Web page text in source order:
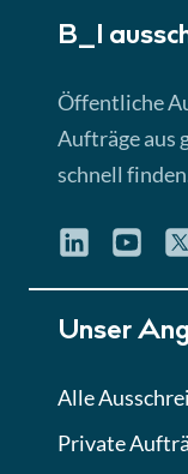
B_I
Öffentliche
Aufträge aus
schnell
Unser
Alle
Private